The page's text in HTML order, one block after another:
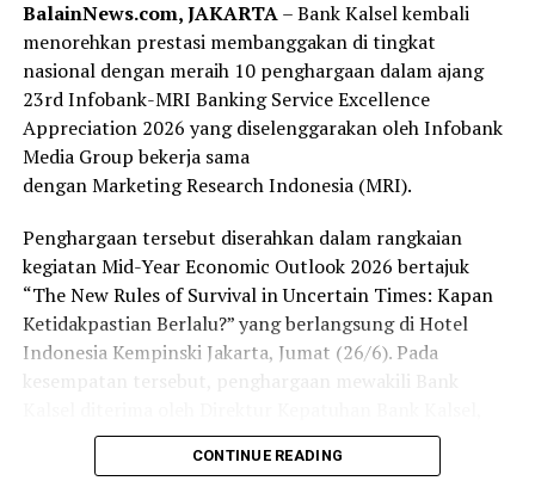
budaya. Selain melestarikan warisan kuliner daerah,
kegiatan ini juga membuka peluang peningkatan
pendapatan bagi UMKM sekaligus memperkuat posisi
produk lokal Kalimantan Selatan di tengah persaingan
pasar yang semakin kompetitif. [adv/riv]
Post Views: 77
WhatsApp 0 Facebook 0
Messenger 0 Twitter 0
BalainNews.com, JAKARTA– Bank Kalsel kembali
menorehkan prestasi membanggakan di tingkat
nasional dengan meraih 10 penghargaan dalam ajang
23rd Infobank-MRI Banking Service Excellence
Appreciation 2026 yang diselenggarakan oleh Infobank
Media Group bekerja sama
dengan Marketing Research Indonesia (MRI).
Penghargaan tersebut diserahkan dalam rangkaian
kegiatan Mid-Year Economic Outlook 2026 bertajuk
“The New Rules of Survival in Uncertain Times: Kapan
Ketidakpastian Berlalu?” yang berlangsung di Hotel
Indonesia Kempinski Jakarta, Jumat (26/6). Pada
kesempatan tersebut, penghargaan mewakili Bank
Mitra Damayanti.
CONTINUE READING